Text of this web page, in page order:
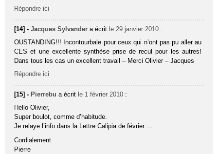
Répondre ici
[14] -Jacques Sylvander a écrit le 29 janvier 2010 :
OUSTANDING!!! Incontourbale pour ceux qui n’ont pas pu aller au
CES et une excellente synthèse prise de recul pour les autres!
Dans tous les cas un excellent travail – Merci Olivier – Jacques
Répondre ici
[15] - Pierrebu a écrit le 1 février 2010 :
Hello Olivier,
Super boulot, comme d’habitude.
Je relaye l’info dans la Lettre Calipia de février …
Cordialement
Pierre